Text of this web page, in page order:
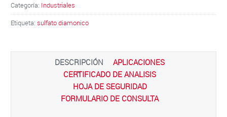
Categoría: Industriales
Etiqueta: sulfato diamonico
DESCRIPCIÓN
APLICACIONES
CERTIFICADO DE ANALISIS
HOJA DE SEGURIDAD
FORMULARIO DE CONSULTA